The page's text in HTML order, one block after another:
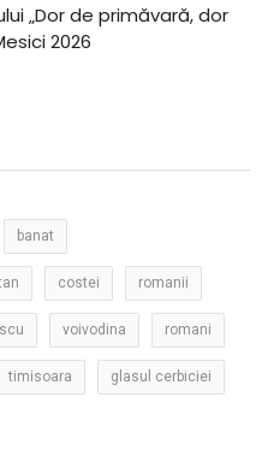
„Dor de primăvară, dor
2026
banat
costei romanii
voivodina romani
timisoara glasul cerbiciei